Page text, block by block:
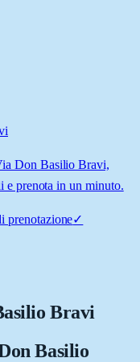
Don Basilio Bravi,
e prenota in un minuto.
prenotazione✓
Bravi
Basilio